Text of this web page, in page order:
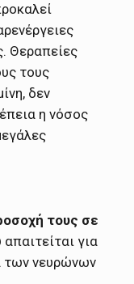
Θεραπείες
τους
δεν
η νόσος
τους σε
για
των νευρώνων